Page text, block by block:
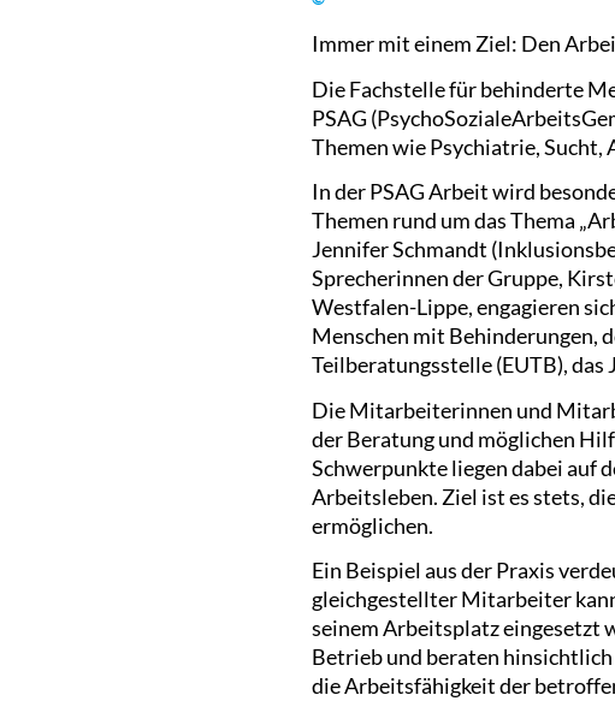
Immer mit einem Ziel: Den
Die Fachstelle für behinderte
PSAG
Themen wie Psychiatrie, Sucht,
In der PSAG Arbeit wird
Themen rund um das Thema
Jennifer Schmandt
Sprecherinnen der Gruppe,
Westfalen-Lippe, engagieren
Menschen mit Behinderungen,
Teilberatungsstelle (EUTB), das
Die Mitarbeiterinnen und
der Beratung und möglichen
Schwerpunkte liegen dabei auf
Arbeitsleben. Ziel ist es stets,
ermöglichen.
Ein Beispiel aus der Praxis
gleichgestellter Mitarbeiter
seinem Arbeitsplatz eingesetzt
Betrieb und beraten hinsichtlich
die Arbeitsfähigkeit der